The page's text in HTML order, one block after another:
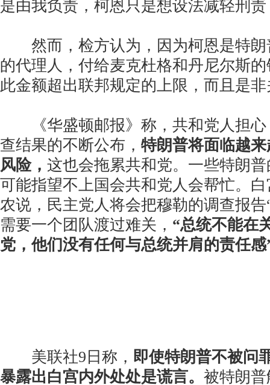
是由我负责，柯恩只是想设法减轻刑责
然而，检方认为，因为柯恩是特朗
的代理人，付给麦克杜格和丹尼尔斯
此金额超出联邦规定的上限，而且是
《华盛顿邮报》称，共和党人担心
查结果的不断公布， 特朗普将面临越
风险， 这也会拖累共和党。一些特朗
可能指望不上国会共和党人会帮忙。
农说，民主党人将会把穆勒的调查报
需要一个团队渡过难关， “总统不能在
党，他们没有任何与总统并肩的责任感
美联社9日称， 即使特朗普不被问
暴露出白宫内外处处是谎言。 被特朗